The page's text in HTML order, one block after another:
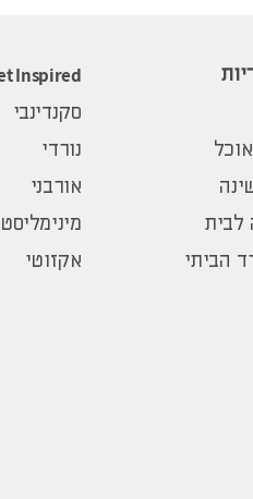
לבית
הביתי
Inspired
סקנדינבי
נורדי
אורבני
אקזוטי